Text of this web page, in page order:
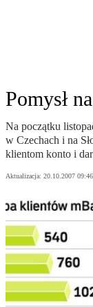
Pomysł
Na początku
w Czechach i na
klientom konto i
Aktualizacja: 20.10.2007 09:46